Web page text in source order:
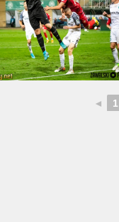
◄ 1